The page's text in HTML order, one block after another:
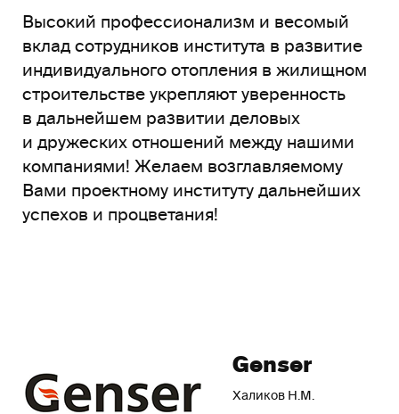
Высокий профессионализм и весомый
вклад сотрудников института в развитие
индивидуального отопления в жилищном
строительстве укрепляют уверенность
в дальнейшем развитии деловых
и дружеских отношений между нашими
компаниями! Желаем возглавляемому
Вами проектному институту дальнейших
успехов и процветания!
Genser
Халиков Н.М.